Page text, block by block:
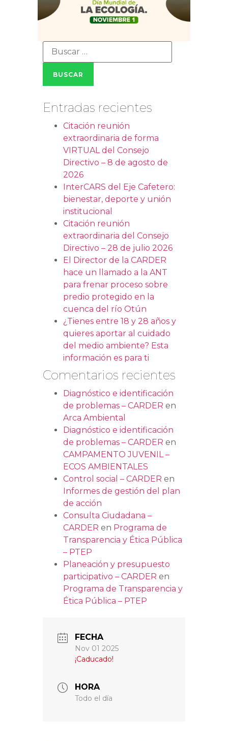
Entradas recientes
Citación reunión
extraordinaria de forma
VIRTUAL del Consejo
Directivo – 8 de agosto de
2026
InterCARS del Eje Cafetero:
bienestar, deporte y unión
institucional
Citación reunión
extraordinaria del Consejo
Directivo – 28 de julio 2026
El Director de la CARDER
hace un llamado a la ANT
para frenar proceso sobre
predio protegido en la
cuenca del río Otún
¿Tienes entre 18 y 28 años y
quieres aportar al cuidado
del medio ambiente? Esta
información es para ti
Comentarios recientes
Diagnóstico e identificación
de problemas – CARDER en
Arca Ambiental
Diagnóstico e identificación
de problemas – CARDER en
CAMPAMENTO JUVENIL –
ECOS AMBIENTALES
Control social – CARDER en
Informes de gestión del plan
de acción
Consulta Ciudadana –
CARDER en Programa de
Transparencia y Ética Pública
– PTEP
Planeación y presupuesto
participativo – CARDER en
Programa de Transparencia y
Ética Pública – PTEP
FECHA
Nov 01 2025
¡Caducado!
HORA
Todo el día